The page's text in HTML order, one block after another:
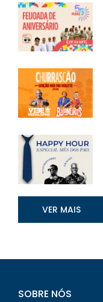
VER MAIS
SOBRE NÓS